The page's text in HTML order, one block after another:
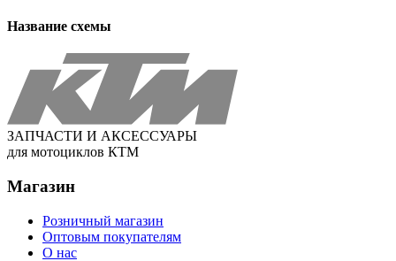
Название схемы
ЗАПЧАСТИ И АКСЕССУАРЫ
для мотоциклов КТМ
Магазин
Розничный магазин
Оптовым покупателям
О нас